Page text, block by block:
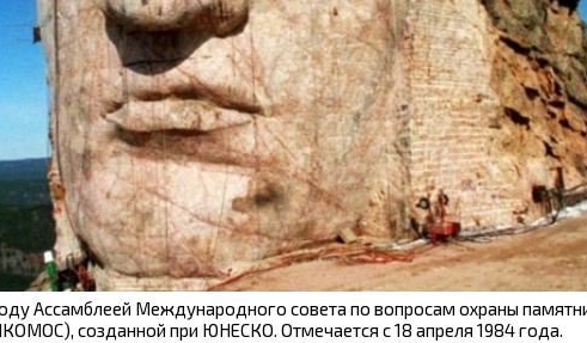
Ассамблеей Международного совета по вопросам охраны
созданной при ЮНЕСКО. Отмечается с 18 апреля 1984 года.